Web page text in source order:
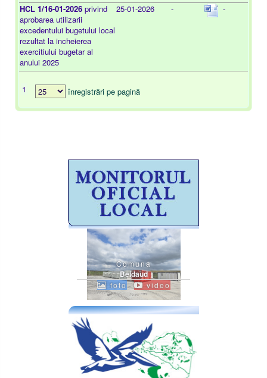
HCL 1/16-01-2026 privind
aprobarea utilizarii
excedentului bugetului local
rezultat la incheierea
exercitiului bugetar al
anului 2025
25-01-2026 - -
1 înregistrări pe pagină
Comuna
Beidaud
foto video